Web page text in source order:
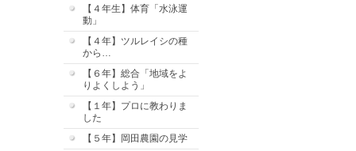
【４年生】体育「水泳運
動」
【４年】ツルレイシの種
から…
【６年】総合「地域をよ
りよくしよう」
【１年】プロに教わりま
した
【５年】岡田農園の見学